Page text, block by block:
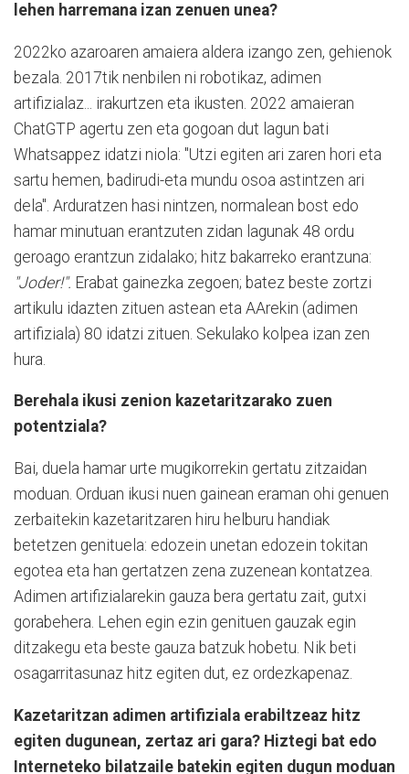
lehen harremana izan zenuen unea?
2022ko azaroaren amaiera aldera izango zen, gehienok
bezala. 2017tik nenbilen ni robotikaz, adimen
artifizialaz... irakurtzen eta ikusten. 2022 amaieran
ChatGTP agertu zen eta gogoan dut lagun bati
Whatsappez idatzi niola: "Utzi egiten ari zaren hori eta
sartu hemen, badirudi-eta mundu osoa astintzen ari
dela". Arduratzen hasi nintzen, normalean bost edo
hamar minutuan erantzuten zidan lagunak 48 ordu
geroago erantzun zidalako; hitz bakarreko erantzuna:
"Joder!". Erabat gainezka zegoen; batez beste zortzi
artikulu idazten zituen astean eta AArekin (adimen
artifiziala) 80 idatzi zituen. Sekulako kolpea izan zen
hura.
Berehala ikusi zenion kazetaritzarako zuen
potentziala?
Bai, duela hamar urte mugikorrekin gertatu zitzaidan
moduan. Orduan ikusi nuen gainean eraman ohi genuen
zerbaitekin kazetaritzaren hiru helburu handiak
betetzen genituela: edozein unetan edozein tokitan
egotea eta han gertatzen zena zuzenean kontatzea.
Adimen artifizialarekin gauza bera gertatu zait, gutxi
gorabehera. Lehen egin ezin genituen gauzak egin
ditzakegu eta beste gauza batzuk hobetu. Nik beti
osagarritasunaz hitz egiten dut, ez ordezkapenaz.
Kazetaritzan adimen artifiziala erabiltzeaz hitz
egiten dugunean, zertaz ari gara? Hiztegi bat edo
Interneteko bilatzaile batekin egiten dugun moduan